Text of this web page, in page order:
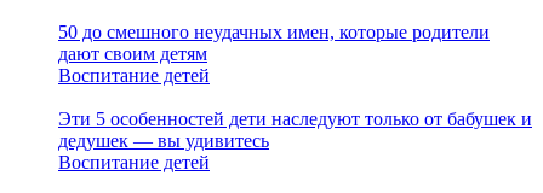
50 до смешного неудачных имен, которые родители
дают своим детям
Воспитание детей
Эти 5 особенностей дети наследуют только от бабушек и
дедушек — вы удивитесь
Воспитание детей